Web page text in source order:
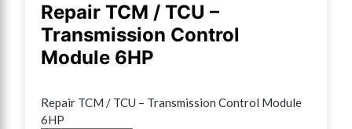
Repair TCM / TCU –
Transmission Control
Module 6HP
Repair TCM / TCU – Transmission Control Module
6HP